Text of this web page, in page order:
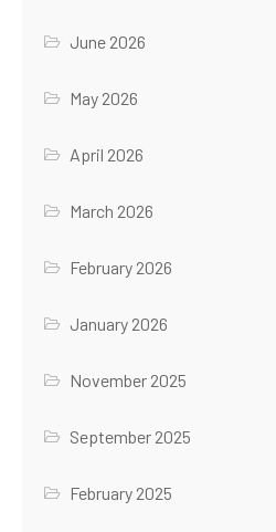
June 2026
May 2026
April 2026
March 2026
February 2026
January 2026
November 2025
September 2025
February 2025